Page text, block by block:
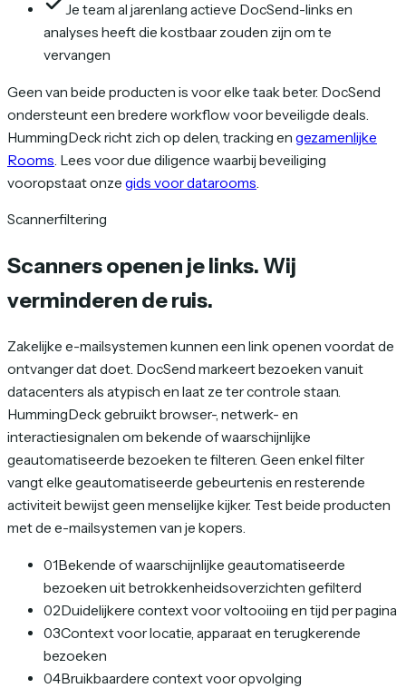
Je team al jarenlang actieve DocSend-links en
analyses heeft die kostbaar zouden zijn om te
vervangen
Geen van beide producten is voor elke taak beter. DocSend
ondersteunt een bredere workflow voor beveiligde deals.
HummingDeck richt zich op delen, tracking en gezamenlijke
Rooms. Lees voor due diligence waarbij beveiliging
vooropstaat onze gids voor datarooms.
Scannerfiltering
Scanners openen je links. Wij
verminderen de ruis.
Zakelijke e-mailsystemen kunnen een link openen voordat de
ontvanger dat doet. DocSend markeert bezoeken vanuit
datacenters als atypisch en laat ze ter controle staan.
HummingDeck gebruikt browser-, netwerk- en
interactiesignalen om bekende of waarschijnlijke
geautomatiseerde bezoeken te filteren. Geen enkel filter
vangt elke geautomatiseerde gebeurtenis en resterende
activiteit bewijst geen menselijke kijker. Test beide producten
met de e-mailsystemen van je kopers.
01Bekende of waarschijnlijke geautomatiseerde
bezoeken uit betrokkenheidsoverzichten gefilterd
02Duidelijkere context voor voltooiing en tijd per pagina
03Context voor locatie, apparaat en terugkerende
bezoeken
04Bruikbaardere context voor opvolging